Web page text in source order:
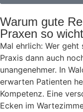
Warum gute
Praxen so
Mal ehrlich: Wer
Praxis dann auch
unangenehmer. In
erwarten Patienten
Kompetenz. Eine
Ecken im